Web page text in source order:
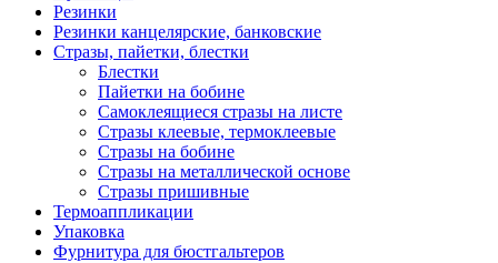
Резинки
Резинки канцелярские, банковские
Стразы, пайетки, блестки
Блестки
Пайетки на бобине
Самоклеящиеся стразы на листе
Стразы клеевые, термоклеевые
Стразы на бобине
Стразы на металлической основе
Стразы пришивные
Термоаппликации
Упаковка
Фурнитура для бюстгальтеров